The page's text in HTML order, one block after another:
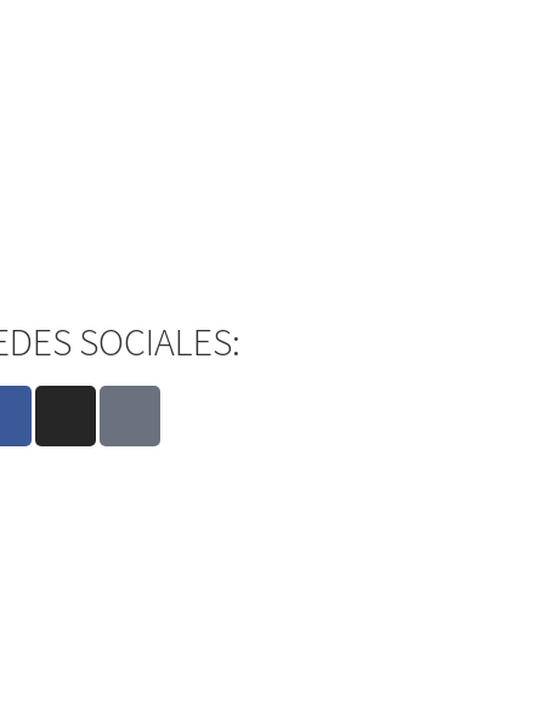
SOCIALES: